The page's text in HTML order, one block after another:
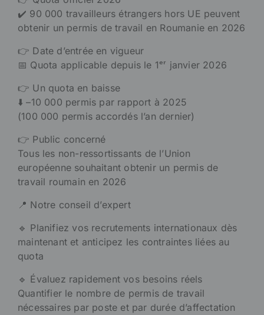
✔️ 90 000 travailleurs étrangers hors UE peuvent
obtenir un permis de travail en Roumanie en 2026
👉 Date d’entrée en vigueur
📅 Quota applicable depuis le 1ᵉʳ janvier 2026
👉 Un quota en baisse
⬇️ –10 000 permis par rapport à 2025
(100 000 permis accordés l’an dernier)
👉 Public concerné
Tous les non-ressortissants de l’Union
européenne souhaitant obtenir un permis de
travail roumain en 2026
📍 Notre conseil d’expert
🔹 Planifiez vos recrutements internationaux dès
maintenant et anticipez les contraintes liées au
quota
🔹 Évaluez rapidement vos besoins réels
Quantifier le nombre de permis de travail
nécessaires par poste et par durée d’affectation